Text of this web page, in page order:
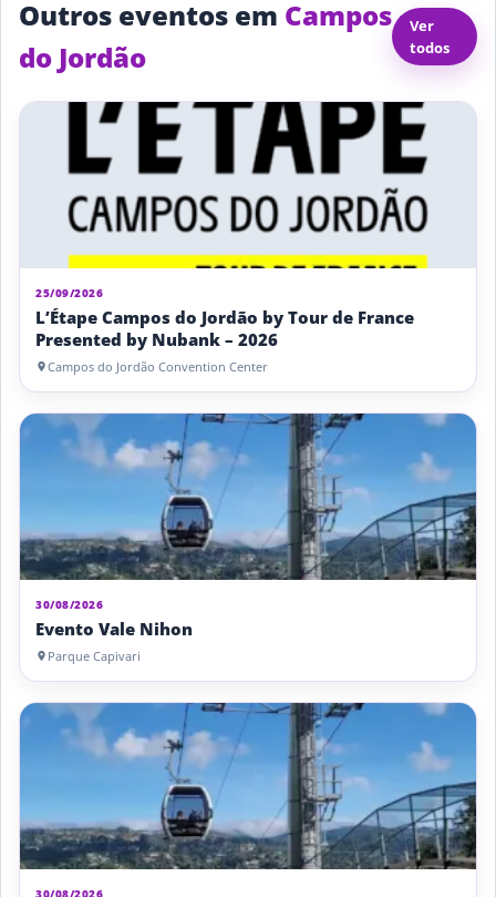
Outros eventos em Campos
do Jordão
Ver
todos
25/09/2026
L’Étape Campos do Jordão by Tour de France
Presented by Nubank – 2026
Campos do Jordão Convention Center
30/08/2026
Evento Vale Nihon
Parque Capivari
30/08/2026